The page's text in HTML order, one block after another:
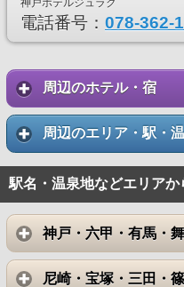
電話番号： 078-362-
周辺のホテル・宿
周辺のエリア・駅・
駅名・温泉地などエリアか
神戸・六甲・有馬・
尼崎・宝塚・三田・